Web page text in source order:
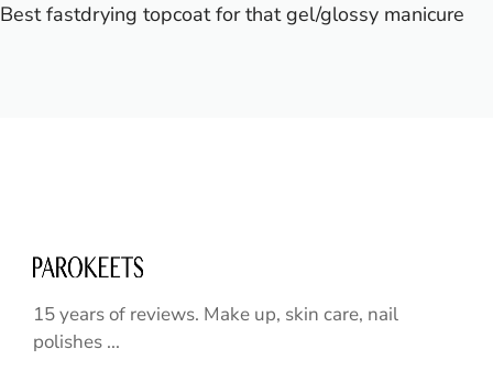
Best fastdrying topcoat for that gel/glossy manicure
15 years of reviews. Make up, skin care, nail
polishes ...